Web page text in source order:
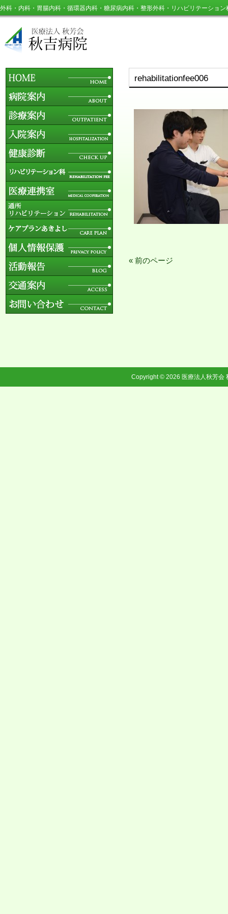
外科・内科・胃腸内科・循環器内科・糖尿病内科・整形外科・リハビリテーション
rehabilitationfee006
« 前のページ
Copyright © 2026 医療法人秋芳会